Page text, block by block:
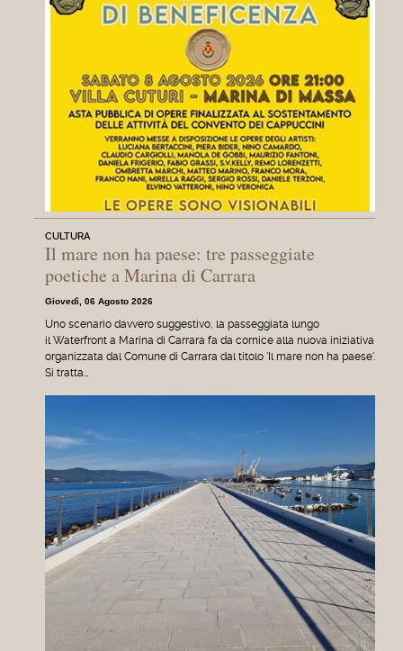
CULTURA
Il mare non ha paese: tre passeggiate
poetiche a Marina di Carrara
Giovedì, 06 Agosto 2026
Uno scenario davvero suggestivo, la passeggiata lungo
il Waterfront a Marina di Carrara fa da cornice alla nuova iniziativa
organizzata dal Comune di Carrara dal titolo 'Il mare non ha paese'.
Si tratta…